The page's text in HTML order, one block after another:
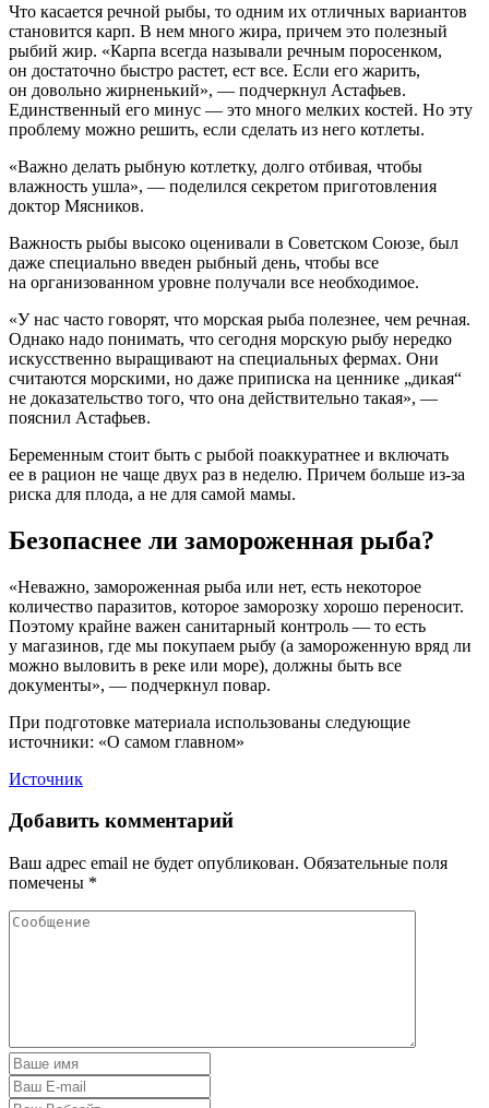
Что касается речной рыбы, то одним их отличных вариантов
становится карп. В нем много жира, причем это полезный
рыбий жир. «Карпа всегда называли речным поросенком,
он достаточно быстро растет, ест все. Если его жарить,
он довольно жирненький», — подчеркнул Астафьев.
Единственный его минус — это много мелких костей. Но эту
проблему можно решить, если сделать из него котлеты.
«Важно делать рыбную котлетку, долго отбивая, чтобы
влажность ушла», — поделился секретом приготовления
доктор Мясников.
Важность рыбы высоко оценивали в Советском Союзе, был
даже специально введен рыбный день, чтобы все
на организованном уровне получали все необходимое.
«У нас часто говорят, что морская рыба полезнее, чем речная.
Однако надо понимать, что сегодня морскую рыбу нередко
искусственно выращивают на специальных фермах. Они
считаются морскими, но даже приписка на ценнике „дикая“
не доказательство того, что она действительно такая», —
пояснил Астафьев.
Беременным стоит быть с рыбой поаккуратнее и включать
ее в рацион не чаще двух раз в неделю. Причем больше из-за
риска для плода, а не для самой мамы.
​Безопаснее ли замороженная рыба?
«Неважно, замороженная рыба или нет, есть некоторое
количество паразитов, которое заморозку хорошо переносит.
Поэтому крайне важен санитарный контроль — то есть
у магазинов, где мы покупаем рыбу (а замороженную вряд ли
можно выловить в реке или море), должны быть все
документы», — подчеркнул повар.
При подготовке материала использованы следующие
источники: «О самом главном»
Источник
Добавить комментарий
Ваш адрес email не будет опубликован. Обязательные поля
помечены *